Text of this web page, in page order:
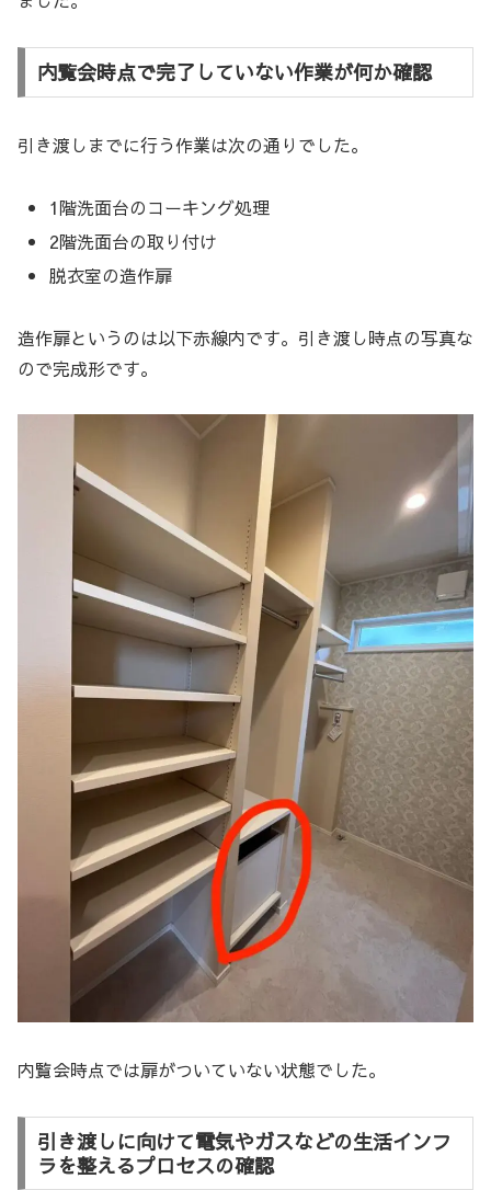
内覧会時点で完了していない作業が何か確認
引き渡しまでに行う作業は次の通りでした。
1階洗面台のコーキング処理
2階洗面台の取り付け
脱衣室の造作扉
造作扉というのは以下赤線内です。引き渡し時点の写真な
ので完成形です。
内覧会時点では扉がついていない状態でした。
引き渡しに向けて電気やガスなどの生活インフ
ラを整えるプロセスの確認